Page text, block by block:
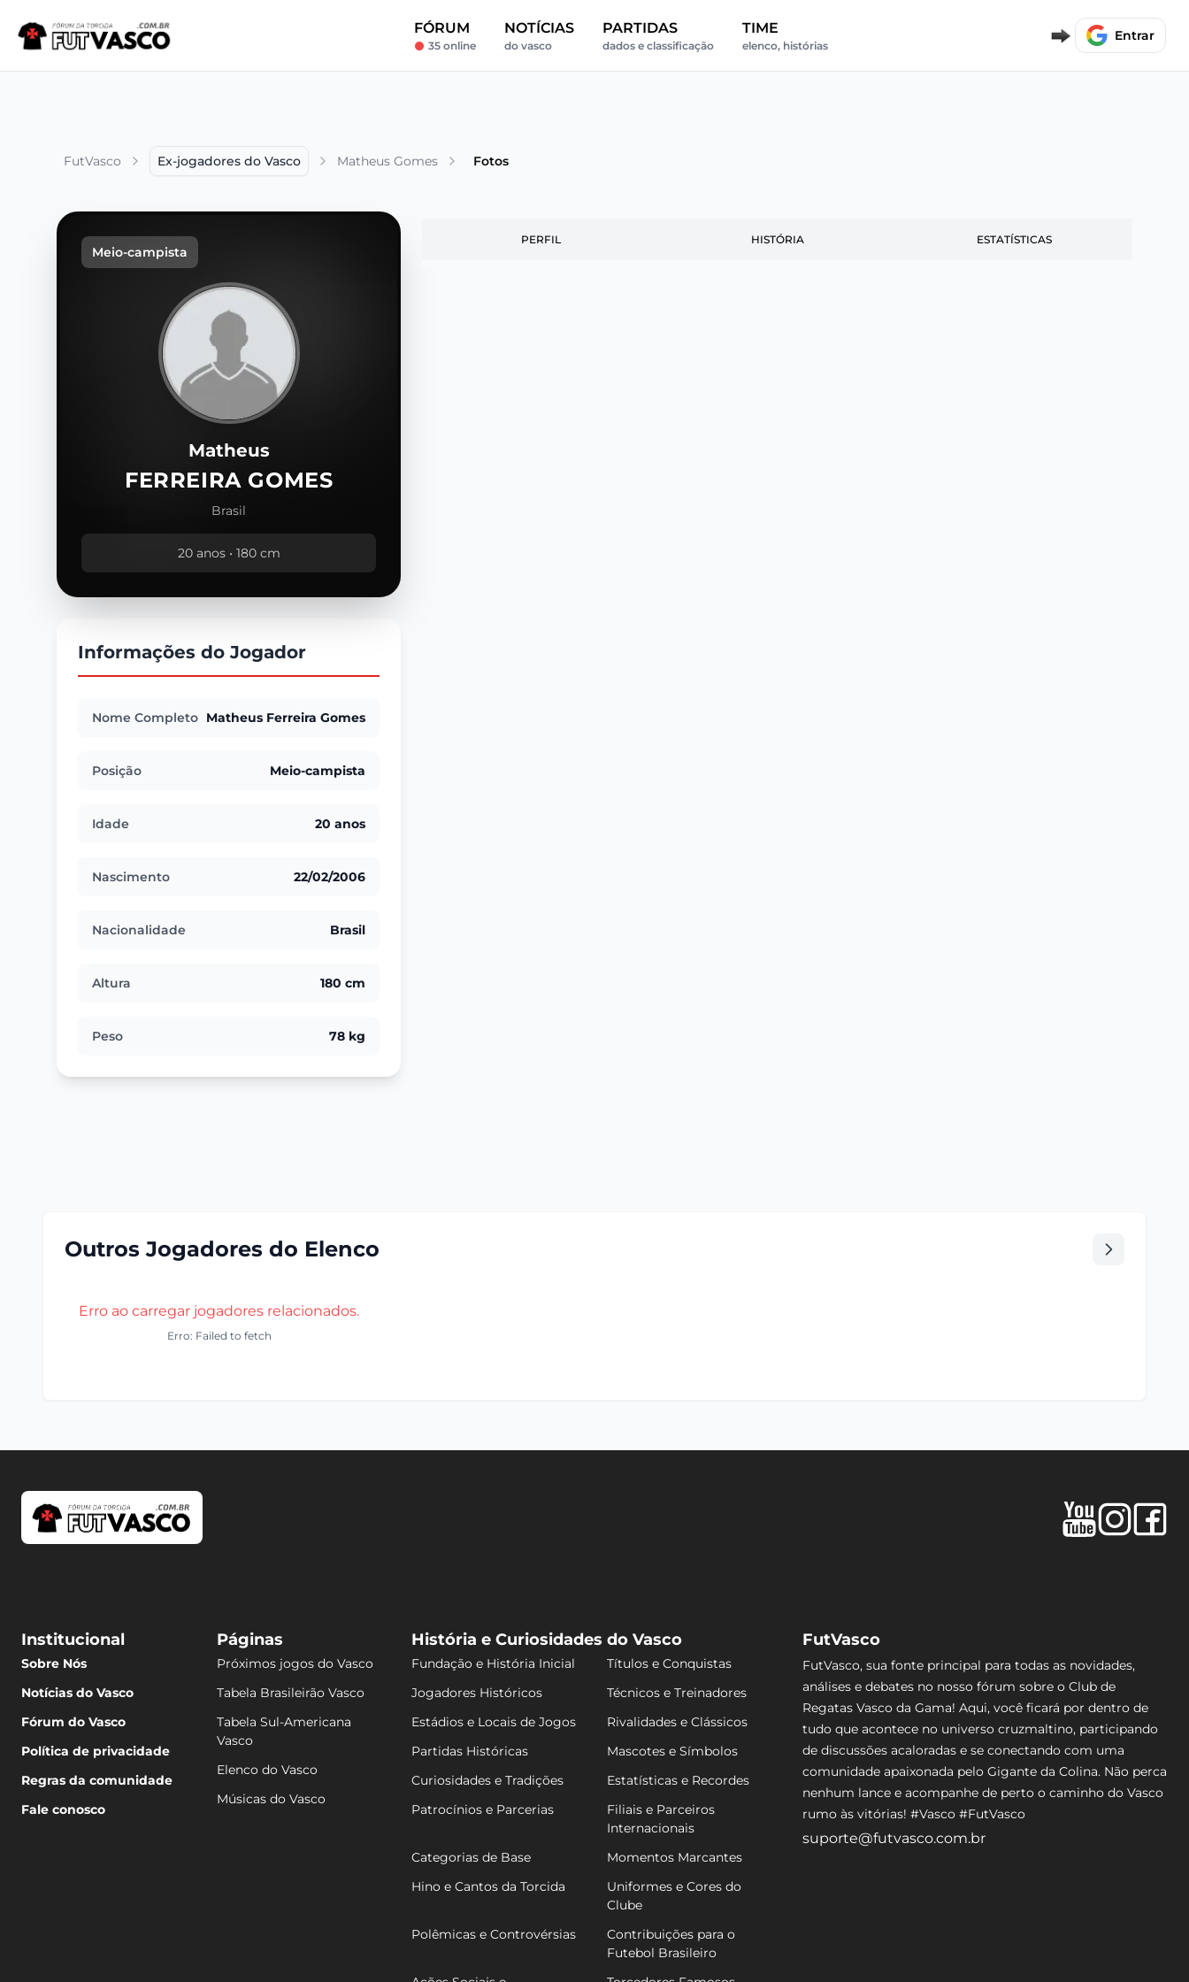
FÓRUM
35 online
NOTÍCIAS
do vasco
PARTIDAS
dados e classificação
TIME
elenco, histórias
Entrar
FutVasco Ex-jogadores do Vasco Matheus Gomes Fotos
Meio-campista
Matheus
FERREIRA GOMES
Brasil
20 anos • 180 cm
Informações do Jogador
Nome Completo Matheus Ferreira Gomes
Posição Meio-campista
Idade 20 anos
Nascimento 22/02/2006
Nacionalidade Brasil
Altura 180 cm
Peso 78 kg
PERFIL HISTÓRIA ESTATÍSTICAS
Outros Jogadores do Elenco
Erro ao carregar jogadores relacionados.
Erro: Failed to fetch
Institucional
Sobre Nós
Notícias do Vasco
Fórum do Vasco
Política de privacidade
Regras da comunidade
Fale conosco
Páginas
Próximos jogos do Vasco
Tabela Brasileirão Vasco
Tabela Sul-Americana
Vasco
Elenco do Vasco
Músicas do Vasco
História e Curiosidades do Vasco
Fundação e História Inicial
Títulos e Conquistas
Jogadores Históricos
Técnicos e Treinadores
Estádios e Locais de Jogos
Rivalidades e Clássicos
Partidas Históricas
Mascotes e Símbolos
Curiosidades e Tradições
Estatísticas e Recordes
Patrocínios e Parcerias
Filiais e Parceiros
Internacionais
Categorias de Base
Momentos Marcantes
Hino e Cantos da Torcida
Uniformes e Cores do
Clube
Polêmicas e Controvérsias
Contribuições para o
Futebol Brasileiro
FutVasco
FutVasco, sua fonte principal para todas as novidades,
análises e debates no nosso fórum sobre o Club de
Regatas Vasco da Gama! Aqui, você ficará por dentro de
tudo que acontece no universo cruzmaltino, participando
de discussões acaloradas e se conectando com uma
comunidade apaixonada pelo Gigante da Colina. Não perca
nenhum lance e acompanhe de perto o caminho do Vasco
rumo às vitórias! #Vasco #FutVasco
suporte@futvasco.com.br